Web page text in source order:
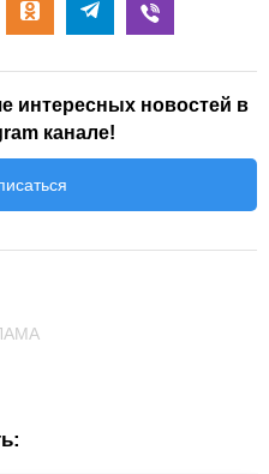
интересных новостей в
канале!